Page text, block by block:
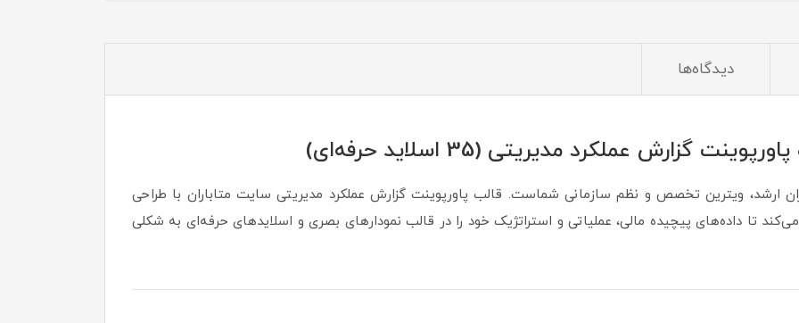
دیدگاه‌ها
گزارش عملکرد مدیریتی (35 اسلاید حرفه‌ای)
ارشد، ویترین تخصص و نظم سازمانی شماست. قالب پاورپوینت گزارش عملکرد مدیریتی سایت متاباران با طراحی
تا داده‌های پیچیده مالی، عملیاتی و استراتژیک خود را در قالب نمودارهای بصری و اسلایدهای حرفه‌ای به شکلی